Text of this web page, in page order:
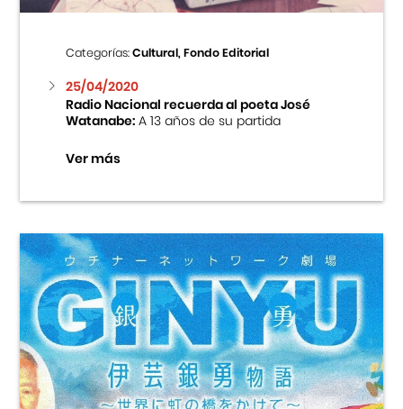
Categorías:Cultural, Fondo Editorial
25/04/2020
Radio Nacional recuerda al poeta José
Watanabe:A 13 años de su partida
Ver más